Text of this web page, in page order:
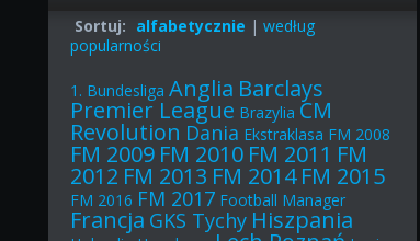
Sortuj: alfabetycznie | według
popularności
1. Bundesliga Anglia Barclays
Premier League Brazylia CM
Revolution Dania Ekstraklasa FM 2008
FM 2009 FM 2010 FM 2011 FM
2012 FM 2013 FM 2014 FM 2015
FM 2016 FM 2017 Football Manager
Francja GKS Tychy Hiszpania